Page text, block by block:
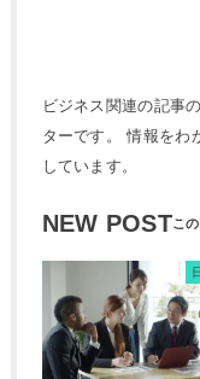
ビジネス関連の記事
ターです。 情報をわ
しています。
NEW POST